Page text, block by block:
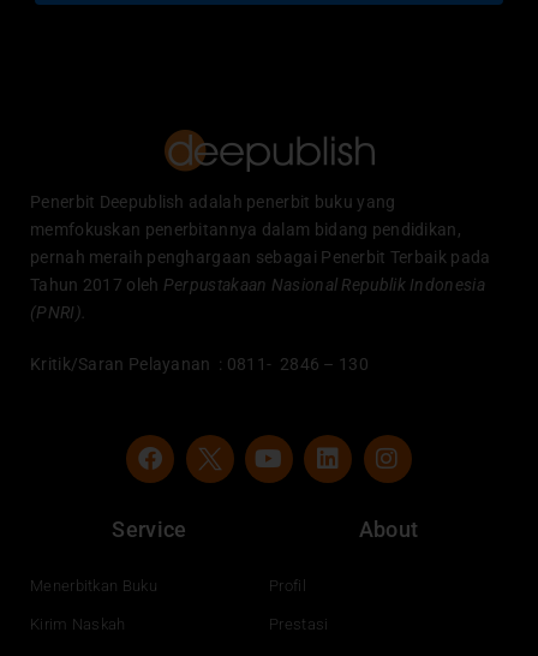
Penerbit Deepublish adalah penerbit buku yang
memfokuskan penerbitannya dalam bidang pendidikan,
pernah meraih penghargaan sebagai Penerbit Terbaik pada
Tahun 2017 oleh Perpustakaan Nasional Republik Indonesia
(PNRI).
Kritik/Saran Pelayanan : 0811- 2846 – 130
F
a
e
b
o
Y
o
e
L
i
n
I
n
t
a
Service
Menerbitkan Buku
Kirim Naskah
About
Profil
Prestasi